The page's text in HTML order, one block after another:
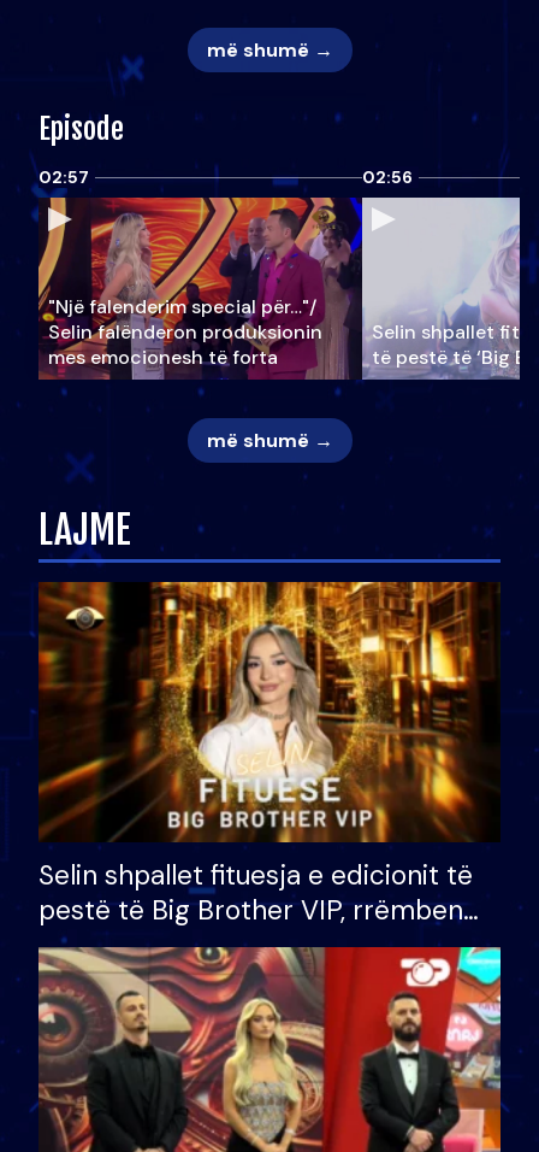
më shumë →
Episode
02:57
"Një falenderim special për…"/
Selin falënderon produksionin
mes emocionesh të forta
02:56
Selin shpallet
të pestë të ‘Big
më shumë →
LAJME
Selin shpallet fituesja e edicionit të
pestë të Big Brother VIP, rrëmben
çmimin e madh prej 100 mijë eurosh